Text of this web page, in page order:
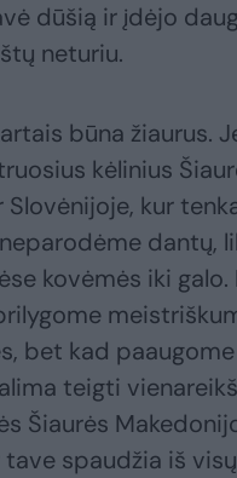
dūšią ir įdėjo
neturiu.
būna žiaurus.
kėlinius
kur
dantų,
kovėmės iki galo.
bet kad
teigti
Šiaurės
tave spaudžia iš